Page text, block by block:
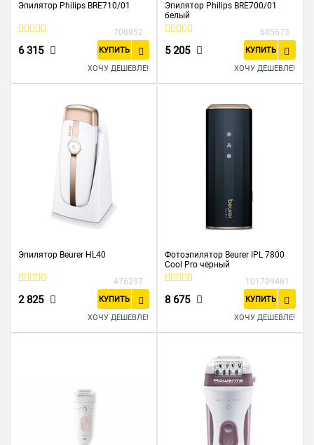
Эпилятор Philips BRE710/01
708852
6 315 КУПИТЬ
ХОЧУ ДЕШЕВЛЕ!
Эпилятор Philips BRE700/01
белый
685673
5 205 КУПИТЬ
ХОЧУ ДЕШЕВЛЕ!
Эпилятор Beurer HL40
476297
2 825 КУПИТЬ
ХОЧУ ДЕШЕВЛЕ!
Фотоэпилятор Beurer IPL 7800
Cool Pro черный
101709481
8 675 КУПИТЬ
ХОЧУ ДЕШЕВЛЕ!